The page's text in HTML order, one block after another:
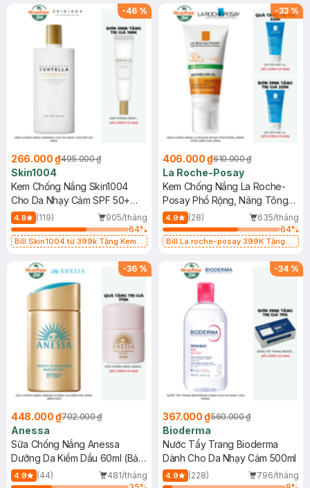
25ml (SL Có Hạn)
-46 %
266.000 ₫495.000 ₫
Skin1004
Kem Chống Nắng Skin1004
Cho Da Nhạy Cảm SPF 50+
50ml
4.8 (119)
905/tháng
64%
Bill Skin1004 từ 399k Tặng Kem
SPF 50+ 20ml (SL Có Hạn)
-33 %
406.000 ₫610.000 ₫
La Roche-Posay
Kem Chống Nắng La Roche-
Posay Phổ Rộng, Nâng Tông
Kiềm Dầu 50ml
4.9 (28)
635/tháng
64%
Bill La roche-posay 399K Tặng
(SL có hạn)
-36 %
448.000 ₫702.000 ₫
Anessa
Sữa Chống Nắng Anessa
Dưỡng Da Kiềm Dầu 60ml (Bản
Mới)
4.9 (44)
481/tháng
-34 %
367.000 ₫560.000 ₫
Bioderma
Nước Tẩy Trang Bioderma
Dành Cho Da Nhạy Cảm 500ml
4.9 (228)
796/tháng